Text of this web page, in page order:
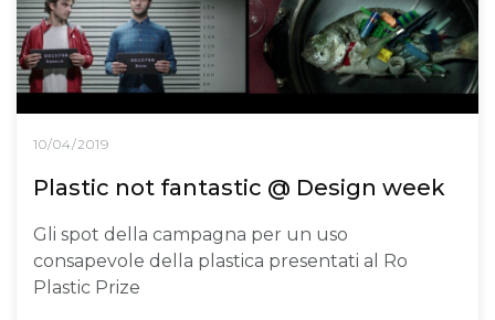
10/04/2019
Plastic not fantastic @ Design week
Gli spot della campagna per un uso
consapevole della plastica presentati al Ro
Plastic Prize